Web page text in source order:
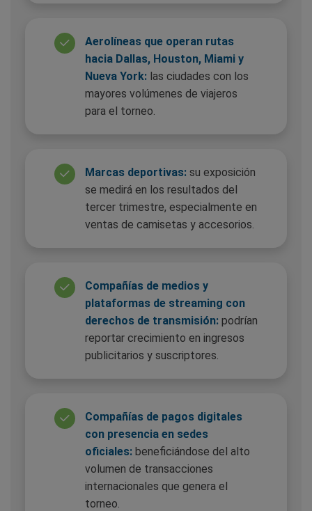
Aerolíneas que operan rutas
hacia Dallas, Houston, Miami y
Nueva York: las ciudades con los
mayores volúmenes de viajeros
para el torneo.
Marcas deportivas: su exposición
se medirá en los resultados del
tercer trimestre, especialmente en
ventas de camisetas y accesorios.
Compañías de medios y
plataformas de streaming con
derechos de transmisión: podrían
reportar crecimiento en ingresos
publicitarios y suscriptores.
Compañías de pagos digitales
con presencia en sedes
oficiales: beneficiándose del alto
volumen de transacciones
internacionales que genera el
torneo.